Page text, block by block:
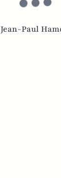
Jean-Paul